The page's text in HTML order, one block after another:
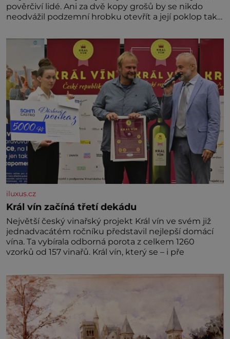
pověrčiví lidé. Ani za dvě kopy grošů by se nikdo
neodvážil podzemní hrobku otevřít a její poklop tak
divné burácení skutečně ustane. Když o mnoho let
později hrobku
iluxus.cz
Král vín začíná třetí dekádu
Největší český vinařský projekt Král vín ve svém již
jednadvacátém ročníku představil nejlepší domácí
vína. Ta vybírala odborná porota z celkem 1260
vzorků od 157 vinařů. Král vín, který se – i pře